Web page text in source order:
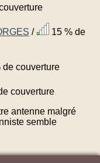
/
15 % de
de couverture
couverture
antenne malgré
semble